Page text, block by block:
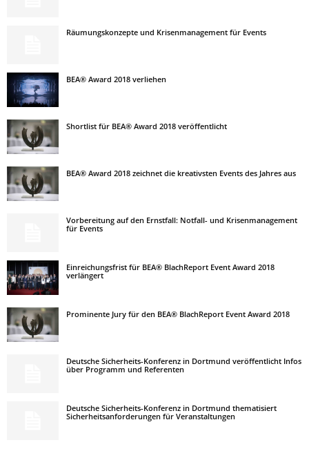
Räumungskonzepte und Krisenmanagement für Events
BEA® Award 2018 verliehen
Shortlist für BEA® Award 2018 veröffentlicht
BEA® Award 2018 zeichnet die kreativsten Events des Jahres aus
Vorbereitung auf den Ernstfall: Notfall- und Krisenmanagement
für Events
Einreichungsfrist für BEA® BlachReport Event Award 2018
verlängert
Prominente Jury für den BEA® BlachReport Event Award 2018
Deutsche Sicherheits-Konferenz in Dortmund veröffentlicht Infos
über Programm und Referenten
Deutsche Sicherheits-Konferenz in Dortmund thematisiert
Sicherheitsanforderungen für Veranstaltungen